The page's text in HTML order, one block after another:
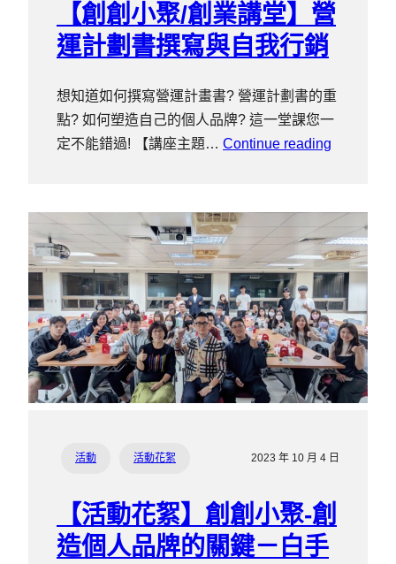
【創創小聚/創業講堂】營
運計劃書撰寫與自我行銷
想知道如何撰寫營運計畫書? 營運計劃書的重
點? 如何塑造自己的個人品牌? 這一堂課您一
定不能錯過! 【講座主題… Continue reading
活動 活動花絮 2023 年 10 月 4 日
【活動花絮】創創小聚-創
造個人品牌的關鍵－白手